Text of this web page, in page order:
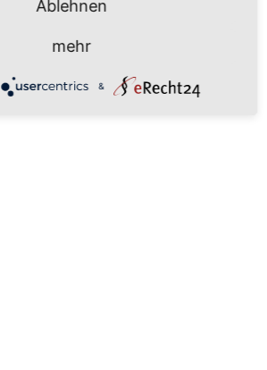
Ablehnen
mehr
&